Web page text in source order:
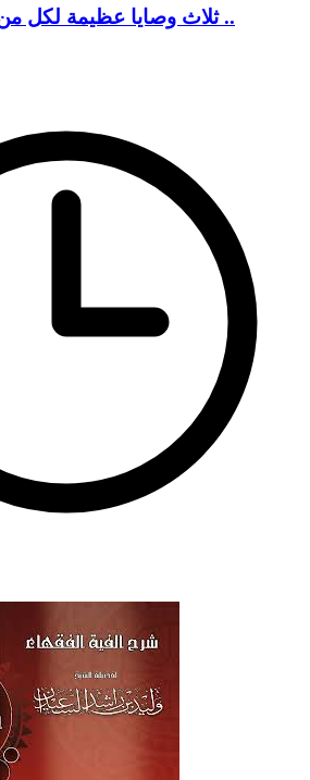
ثلاث وصايا عظيمة لكل من يريد قيام ليلة القدر ..